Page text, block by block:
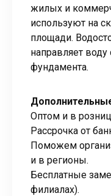
жилых и
используют на
площади.
направляет
фундамента.
Оптом и в
Рассрочка от
Поможем
и в регионы.
Бесплатные
филиалах).